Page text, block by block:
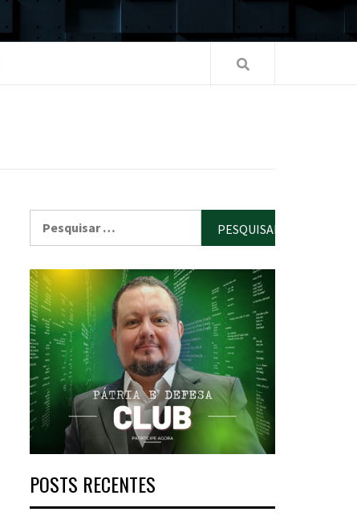
POSTS RECENTES